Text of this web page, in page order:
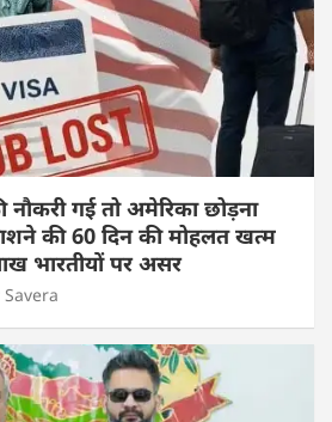
नौकरी गई तो अमेरिका छोड़ना
की 60 दिन की मोहलत खत्म
भारतीयों पर असर